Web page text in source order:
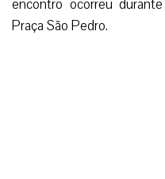
encontro ocorreu
Praça São Pedro.